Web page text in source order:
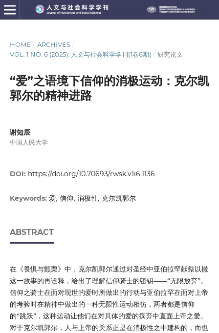
HOME / ARCHIVES /
VOL. 1 NO. 6 (2025): 人文与社会科学学刊[1卷6期] / 研究论文
“爱”之语境下信仰的消极运动：克尔凯
郭尔的精神进路
谢知辰
中国人民大学
DOI: https://doi.org/10.70693/rwsk.v1i6.1136
Keywords: 爱, 信仰, 消极性, 克尔凯郭尔
ABSTRACT
在《畏惧与颤栗》中，克尔凯郭尔通过对圣经中亚伯拉罕献祭以撒
这一故事的再诠释，给出了理解信仰骑士的密钥——“无限放弃”。
信仰之骑士在面对现世的爱时所做出的行动与亚伯拉罕在面对上帝
的考验时在精神中做出的一种无限性运动相仿，两者都是信仰
的“跳跃”，这种运动让他们在对具体的爱的摈弃中直面上帝之爱。
对于克尔凯郭尔，人与上帝的关系正是在消极性之中建构的，而也